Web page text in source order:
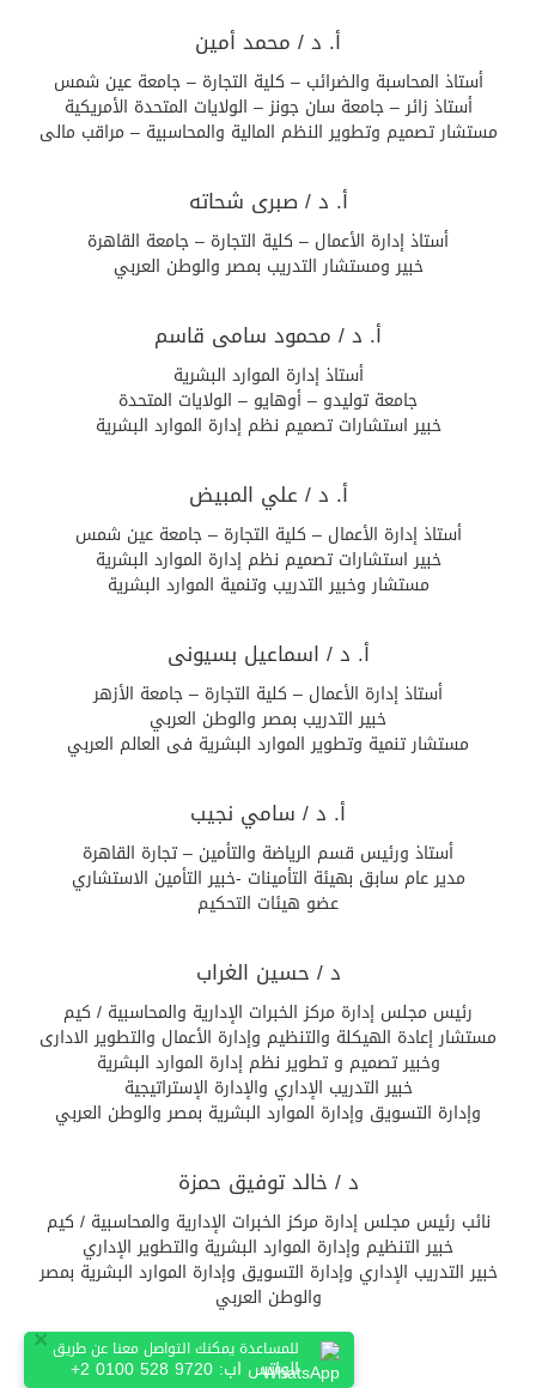
أ. د / محمد أمين
أستاذ المحاسبة والضرائب – كلية التجارة – جامعة عين شمس
أستاذ زائر – جامعة سان جونز – الولايات المتحدة الأمريكية
مستشار تصميم وتطوير النظم المالية والمحاسبية – مراقب مالى
أ. د / صبرى شحاته
أستاذ إدارة الأعمال – كلية التجارة – جامعة القاهرة
خبير ومستشار التدريب بمصر والوطن العربي
أ. د / محمود سامى قاسم
أستاذ إدارة الموارد البشرية
جامعة توليدو – أوهايو – الولايات المتحدة
خبير استشارات تصميم نظم إدارة الموارد البشرية
أ. د / علي المبيض
أستاذ إدارة الأعمال – كلية التجارة – جامعة عين شمس
خبير استشارات تصميم نظم إدارة الموارد البشرية
مستشار وخبير التدريب وتنمية الموارد البشرية
أ. د / اسماعيل بسيونى
أستاذ إدارة الأعمال – كلية التجارة – جامعة الأزهر
خبير التدريب بمصر والوطن العربي
مستشار تنمية وتطوير الموارد البشرية فى العالم العربي
أ. د / سامي نجيب
أستاذ ورئيس قسم الرياضة والتأمين – تجارة القاهرة
مدير عام سابق بهيئة التأمينات -خبير التأمين الاستشاري
عضو هيئات التحكيم
د / حسين الغراب
رئيس مجلس إدارة مركز الخبرات الإدارية والمحاسبية / كيم
مستشار إعادة الهيكلة والتنظيم وإدارة الأعمال والتطوير الادارى
وخبير تصميم و تطوير نظم إدارة الموارد البشرية
خبير التدريب الإداري والإدارة الإستراتيجية
وإدارة التسويق وإدارة الموارد البشرية بمصر والوطن العربي
د / خالد توفيق حمزة
نائب رئيس مجلس إدارة مركز الخبرات الإدارية والمحاسبية / كيم
خبير التنظيم وإدارة الموارد البشرية والتطوير الإداري
خبير التدريب الإداري وإدارة التسويق وإدارة الموارد البشرية بمصر
والوطن العربي
د / محمود الضابط
×للمساعدة يمكنك التواصل معنا عن طريق
الواتس اب: +2 0100 528 9720